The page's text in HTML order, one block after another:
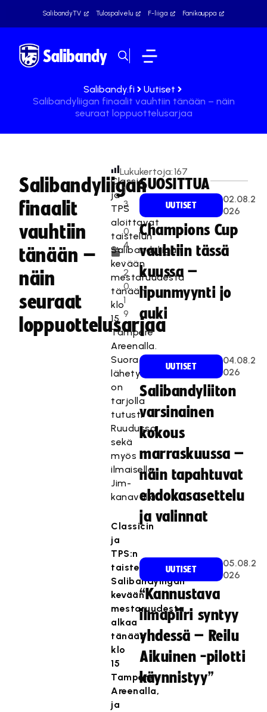
SalibandyTV Tulospalvelu F-liiga Fanikauppa
Salibandy.fi
Uutiset
Salibandyliigan finaalit vauhtiin tänään – näin
seuraat loppuottelusarjaa
Salibandyliigan
finaalit
vauhtiin
tänään –
näin
seuraat
loppuottelusarjaa
1
3
.
0
4
.
2
0
1
9
Lukukertoja:167
Classic
ja
TPS
aloittavat
taistelun
Salibandyliigan
kevään
mestaruudesta
tänään
klo
15
Tampere
Areenalla.
Suora
lähetys
on
tarjolla
tutusti
Ruudussa
sekä
myös
ilmaisella
Jim-
kanavalla.
Classicin
ja
TPS:n
taistelu
Salibandyliigan
kevään
mestaruudesta
alkaa
tänään
klo
15
Tampere
Areenalla,
ja
SUOSITTUA
UUTISET
02.08.2
026
Champions Cup
vauhtiin tässä
kuussa –
lipunmyynti jo
auki
UUTISET
04.08.2
026
Salibandyliiton
varsinainen
kokous
marraskuussa –
näin tapahtuvat
ehdokasasettelu
ja valinnat
UUTISET
05.08.2
026
“Kannustava
ilmapiiri syntyy
yhdessä – Reilu
Aikuinen -pilotti
käynnistyy”